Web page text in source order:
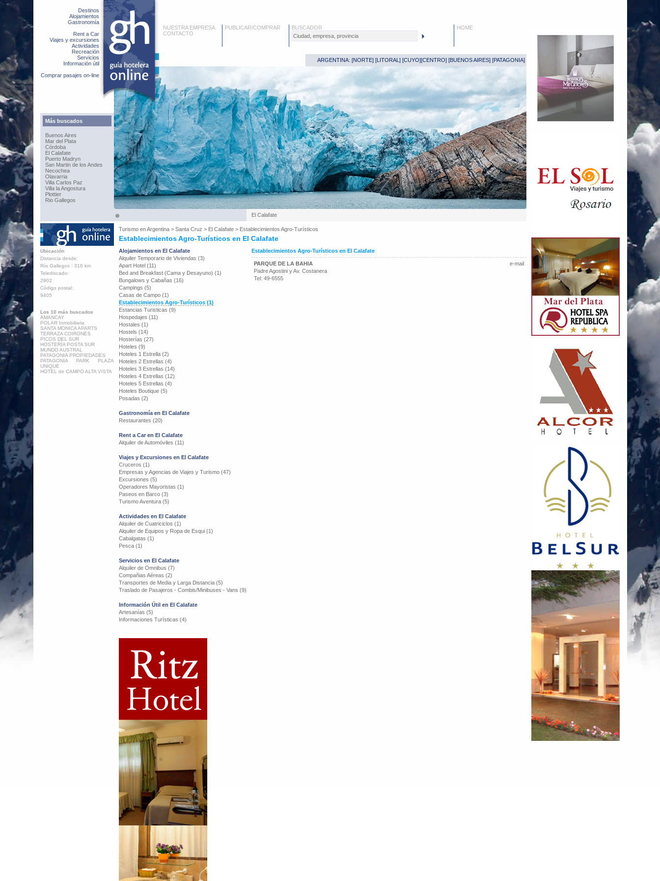
Destinos
Alojamientos
Gastronomía
Rent a Car
Viajes y excursiones
Actividades
Recreación
Servicios
Información útil
Comprar pasajes on-line
Más buscados
Buenos Aires
Mar del Plata
Córdoba
El Calafate
Puerto Madryn
San Martin de los Andes
Necochea
Olavarria
Villa Carlos Paz
Villa la Angostura
Plottier
Rio Gallegos
NUESTRA EMPRESA
CONTACTO
PUBLICAR/COMPRAR BUSCADOR HOME
ARGENTINA: [NORTE] [LITORAL ] [CUYO][CENTRO] [BUENOS AIRES] [PATAGONIA]
El Calafate
Turismo enArgentina > Santa Cruz > El Calafate > Establecimientos Agro-Turísticos
Establecimientos Agro-Turísticos en El Calafate
Ubicación
Distancia desde:
Río Gallegos : 316 km
Telediscado:
2902
Código postal:
9405
Los 10 más buscados
AMANCAY
POLAR Inmobiliaria
SANTA MONICA APARTS
TERRAZA COIRONES
PICOS DEL SUR
HOSTERÍA POSTA SUR
MUNDO AUSTRAL
PATAGONIA PROPIEDADES
PATAGONIA PARK PLAZA
UNIQUE
HOTEL de CAMPO ALTA VISTA
Alojamientos en El Calafate
Alquiler Temporario de Viviendas (3)
Apart Hotel (11)
Bed and Breakfast (Cama y Desayuno) (1)
Bungalows y Cabañas (16)
Campings (5)
Casas de Campo (1)
Establecimientos Agro-Turísticos (1)
Estancias Turisticas (9)
Hospedajes (11)
Hostales (1)
Hostels (14)
Hosterías (27)
Hoteles (9)
Hoteles 1 Estrella (2)
Hoteles 2 Estrellas (4)
Hoteles 3 Estrellas (14)
Hoteles 4 Estrellas (12)
Hoteles 5 Estrellas (4)
Hoteles Boutique (5)
Posadas (2)
Gastronomía en El Calafate
Restaurantes (20)
Rent a Car en El Calafate
Alquiler de Automóviles (11)
Viajes y Excursiones en El Calafate
Cruceros (1)
Empresas y Agencias de Viajes y Turismo (47)
Excursiones (5)
Operadores Mayoristas (1)
Paseos en Barco (3)
Turismo Aventura (5)
Actividades en El Calafate
Alquiler de Cuatriciclos (1)
Alquiler de Equipos y Ropa de Esqui (1)
Cabalgatas (1)
Pesca (1)
Servicios en El Calafate
Alquiler de Omnibus (7)
Compañias Aéreas (2)
Transportes de Media y Larga Distancia (5)
Traslado de Pasajeros - Combis/Minibuses - Vans (9)
Información Útil en El Calafate
Artesanías (5)
Informaciones Turísticas (4)
Establecimientos Agro-Turísticos en El Calafate
e-mail
PARQUE DE LA BAHIA
Padre Agostini y Av. Costanera
Tel: 49-6555